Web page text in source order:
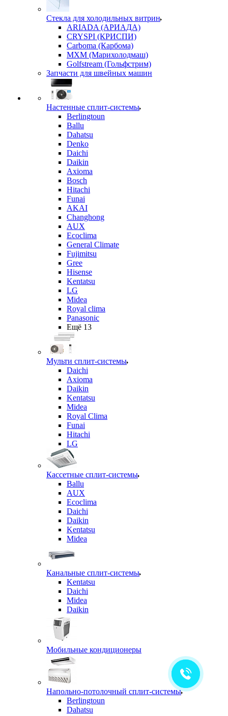
Стекла для холодильных витрин
ARIADA (АРИАДА)
CRYSPI (КРИСПИ)
Carboma (Карбома)
MXM (Марихолодмаш)
Golfstream (Гольфстрим)
Запчасти для швейных машин
Настенные сплит-системы
Berlingtoun
Ballu
Dahatsu
Denko
Daichi
Daikin
Axioma
Bosch
Hitachi
Funai
AKAI
Changhong
AUX
Ecoclima
General Climate
Fujimitsu
Gree
Hisense
Kentatsu
LG
Midea
Royal clima
Panasonic
Ещё 13
Мульти сплит-системы
Daichi
Axioma
Daikin
Kentatsu
Midea
Royal Clima
Funai
Hitachi
LG
Кассетные сплит-системы
Ballu
AUX
Ecoclima
Daichi
Daikin
Kentatsu
Midea
Канальные сплит-системы
Kentatsu
Daichi
Midea
Daikin
Мобильные кондиционеры
Напольно-потолочный сплит-системы
Berlingtoun
Dahatsu